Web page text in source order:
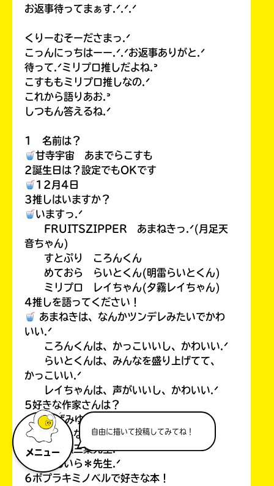
メニュー
自由に描いて投稿してみてね！
お返事待ってまぁす.ᐟ.ᐟ.ᐟ
くりーむそーださまっ.ᐟ
こっんにっちはーー.ᐟ.ᐟお返事ありがと.ᐟ
待って.ᐟミリプロ推しだよね.ᐣ
こすももミリプロ推しなの.ᐟ
これから語りあお.ᐣ
しつもん答えるね.ᐟ
1 名前は？
甘寺宇宙 あまでらこすも
2誕生日は？設定でもOKです
12月4日
3推しはいますか？
いますっ.ᐟ
FRUITSZIPPER あまねきっ.ᐟ(月足天
音ちゃん)
すとぷり ころんくん
めておら らいとくん(明雷らいとくん)
ミリプロ レイちゃん(夕霧レイちゃん)
4推しを語ってください！
あまねきは、なんかツンデレみたいでかわ
いい.ᐟ
ころんくんは、かっこいいし、かわいい.ᐟ
らいとくんは、みんなを盛り上げてて、
かっこいい.ᐟ
レイちゃんは、声がいいし、かわいい.ᐟ
5好きな作家さんは？
あさばみゆき先生.ᐟ
藤並みなと先生.ᐟ
一ノ瀬三葉先生.ᐟ
＊あいら＊先生.ᐟ
6ポプラキミノベルで好きな本！